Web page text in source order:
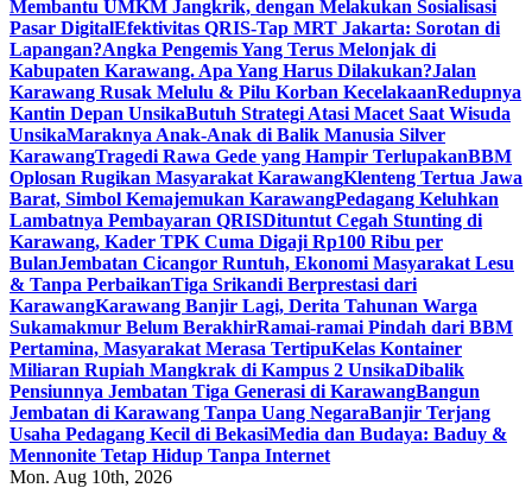
Membantu UMKM Jangkrik, dengan Melakukan Sosialisasi
Pasar DigitalEfektivitas QRIS-Tap MRT Jakarta: Sorotan di
Lapangan?Angka Pengemis Yang Terus Melonjak di
Kabupaten Karawang. Apa Yang Harus Dilakukan?Jalan
Karawang Rusak Melulu & Pilu Korban KecelakaanRedupnya
Kantin Depan UnsikaButuh Strategi Atasi Macet Saat Wisuda
UnsikaMaraknya Anak-Anak di Balik Manusia Silver
KarawangTragedi Rawa Gede yang Hampir TerlupakanBBM
Oplosan Rugikan Masyarakat KarawangKlenteng Tertua Jawa
Barat, Simbol Kemajemukan KarawangPedagang Keluhkan
Lambatnya Pembayaran QRISDituntut Cegah Stunting di
Karawang, Kader TPK Cuma Digaji Rp100 Ribu per
BulanJembatan Cicangor Runtuh, Ekonomi Masyarakat Lesu
& Tanpa PerbaikanTiga Srikandi Berprestasi dari
KarawangKarawang Banjir Lagi, Derita Tahunan Warga
Sukamakmur Belum BerakhirRamai-ramai Pindah dari BBM
Pertamina, Masyarakat Merasa TertipuKelas Kontainer
Miliaran Rupiah Mangkrak di Kampus 2 UnsikaDibalik
Pensiunnya Jembatan Tiga Generasi di KarawangBangun
Jembatan di Karawang Tanpa Uang NegaraBanjir Terjang
Usaha Pedagang Kecil di BekasiMedia dan Budaya: Baduy &
Mennonite Tetap Hidup Tanpa Internet
Mon. Aug 10th, 2026